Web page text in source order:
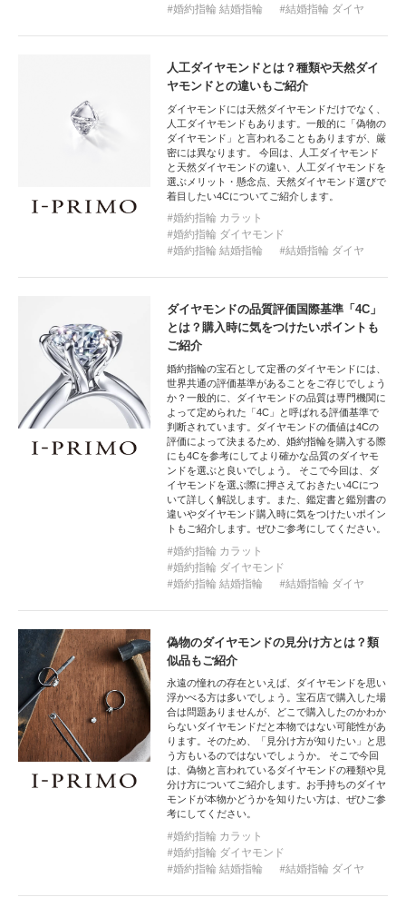
婚約指輪 結婚指輪
結婚指輪 ダイヤ
人工ダイヤモンドとは？種類や天然ダイ
ヤモンドとの違いもご紹介
ダイヤモンドには天然ダイヤモンドだけでなく、
人工ダイヤモンドもあります。一般的に「偽物の
ダイヤモンド」と言われることもありますが、厳
密には異なります。 今回は、人工ダイヤモンド
と天然ダイヤモンドの違い、人工ダイヤモンドを
選ぶメリット・懸念点、天然ダイヤモンド選びで
着目したい4Cについてご紹介します。
婚約指輪 カラット
婚約指輪 ダイヤモンド
婚約指輪 結婚指輪
結婚指輪 ダイヤ
ダイヤモンドの品質評価国際基準「4C」
とは？購入時に気をつけたいポイントも
ご紹介
婚約指輪の宝石として定番のダイヤモンドには、
世界共通の評価基準があることをご存じでしょう
か？一般的に、ダイヤモンドの品質は専門機関に
よって定められた「4C」と呼ばれる評価基準で
判断されています。ダイヤモンドの価値は4Cの
評価によって決まるため、婚約指輪を購入する際
にも4Cを参考にしてより確かな品質のダイヤモ
ンドを選ぶと良いでしょう。 そこで今回は、ダ
イヤモンドを選ぶ際に押さえておきたい4Cにつ
いて詳しく解説します。また、鑑定書と鑑別書の
違いやダイヤモンド購入時に気をつけたいポイン
トもご紹介します。ぜひご参考にしてください。
婚約指輪 カラット
婚約指輪 ダイヤモンド
婚約指輪 結婚指輪
結婚指輪 ダイヤ
偽物のダイヤモンドの見分け方とは？類
似品もご紹介
永遠の憧れの存在といえば、ダイヤモンドを思い
浮かべる方は多いでしょう。宝石店で購入した場
合は問題ありませんが、どこで購入したのかわか
らないダイヤモンドだと本物ではない可能性があ
ります。そのため、「見分け方が知りたい」と思
う方もいるのではないでしょうか。 そこで今回
は、偽物と言われているダイヤモンドの種類や見
分け方についてご紹介します。お手持ちのダイヤ
モンドが本物かどうかを知りたい方は、ぜひご参
考にしてください。
婚約指輪 カラット
婚約指輪 ダイヤモンド
婚約指輪 結婚指輪
結婚指輪 ダイヤ